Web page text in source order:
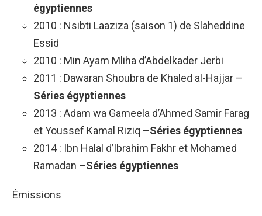
égyptiennes
2010 : Nsibti Laaziza (saison 1) de Slaheddine
Essid
2010 : Min Ayam Mliha d’Abdelkader Jerbi
2011 : Dawaran Shoubra de Khaled al-Hajjar –
Séries égyptiennes
2013 : Adam wa Gameela d’Ahmed Samir Farag
et Youssef Kamal Riziq –Séries égyptiennes
2014 : Ibn Halal d’Ibrahim Fakhr et Mohamed
Ramadan –Séries égyptiennes
Émissions